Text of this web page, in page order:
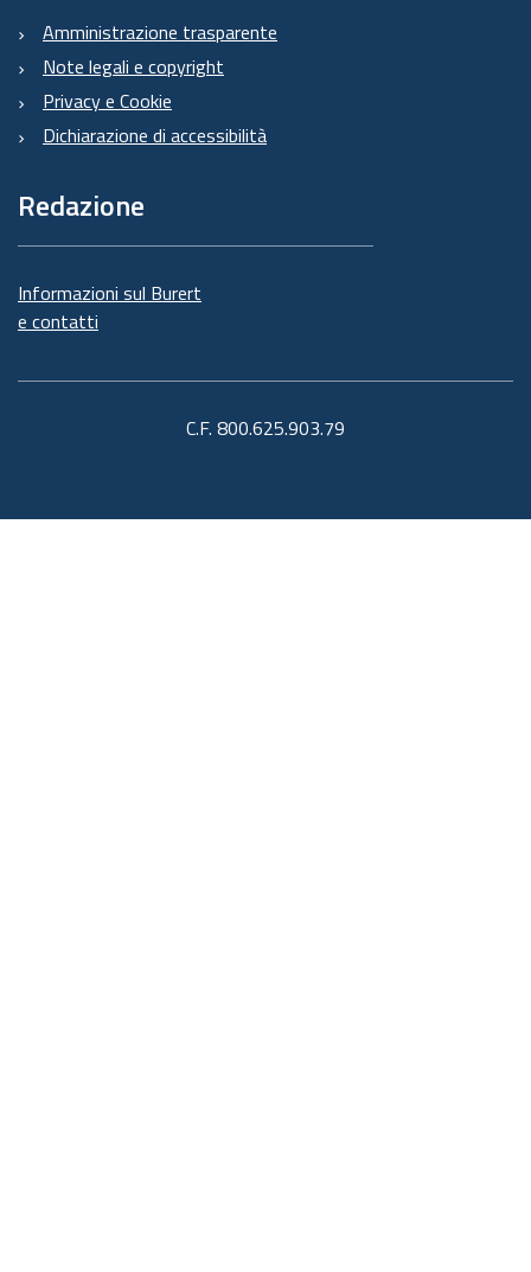
Amministrazione trasparente
Note legali e copyright
Privacy e Cookie
Dichiarazione di accessibilità
Redazione
Informazioni sul Burert
e contatti
C.F. 800.625.903.79